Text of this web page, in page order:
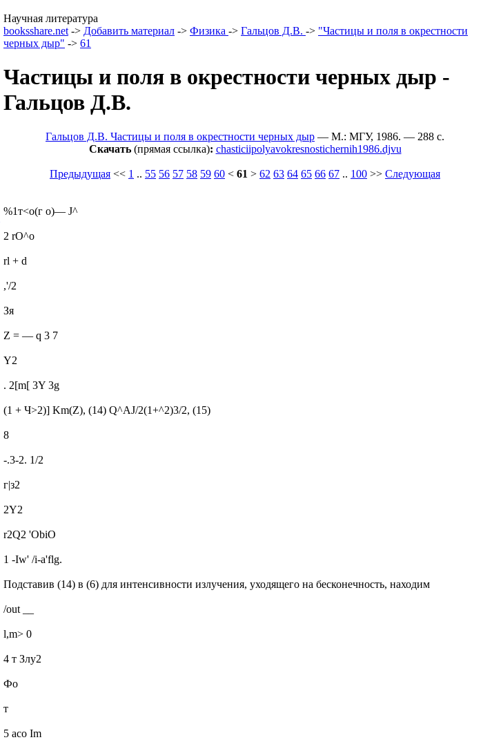
Научная литература
booksshare.net -> Добавить материал -> Физика -> Гальцов Д.В. -> "Частицы и поля в окрестности
черных дыр" -> 61
Частицы и поля в окрестности черных дыр -
Гальцов Д.В.
Гальцов Д.В. Частицы и поля в окрестности черных дыр — М.: МГУ, 1986. — 288 c.
Скачать(прямая ссылка): chasticiipolyavokresnostichernih1986.djvu
Предыдущая << 1 .. 55 56 57 58 59 60 < 61 > 62 63 64 65 66 67 .. 100 >> Следующая
%1т<о(г о)— J^
2 rO^o
rl + d
,'/2
Зя
Z = — q 3 7
Y2
. 2[m[ 3Y 3g
(1 + Ч>2)] Km(Z), (14) Q^AJ/2(1+^2)3/2, (15)
8
-.3-2. 1/2
г|з2
2Y2
r2Q2 'ObiO
1 -Iw' /і-a'flg.
Подставив (14) в (6) для интенсивности излучения, уходящего на бесконечность, находим
/out __
l,m> 0
4 т Злу2
Фо
т
5 асо Im